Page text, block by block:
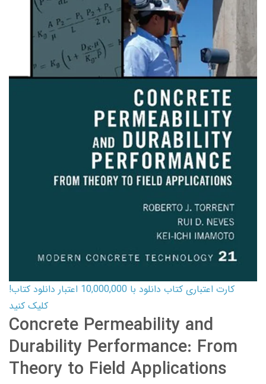
کارت اعتباری کتاب دانلود با 10,000,000 اعتبار دانلود کتاب!
کلیک کنید
Concrete Permeability and
Durability Performance: From
Theory to Field Applications